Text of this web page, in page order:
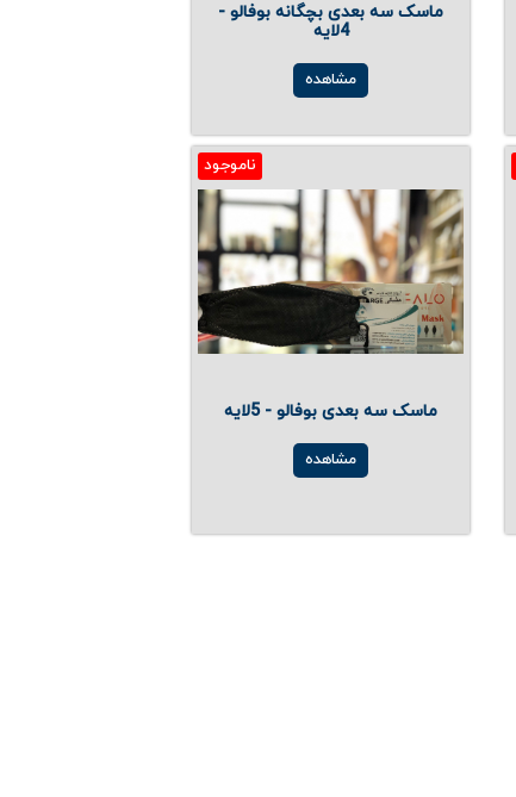
ماسک سه بعدی بچگانه بوفالو -
4لایه
مشاهده
ناموجود
ماسک سه بعدی بوفالو - 5لایه
مشاهده